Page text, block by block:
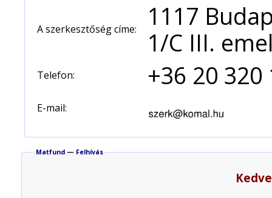
A szerkesztőség címe:
1117
1/C III.
Telefon: +36 20 320
E-mail:
Matfund — Felhívás